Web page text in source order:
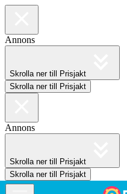
Annons
Skrolla ner till Prisjakt
Skrolla ner till Prisjakt
Annons
Skrolla ner till Prisjakt
Skrolla ner till Prisjakt